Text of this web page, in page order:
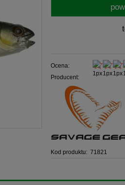
Ocena:
Producent:
Kod produktu: 71821